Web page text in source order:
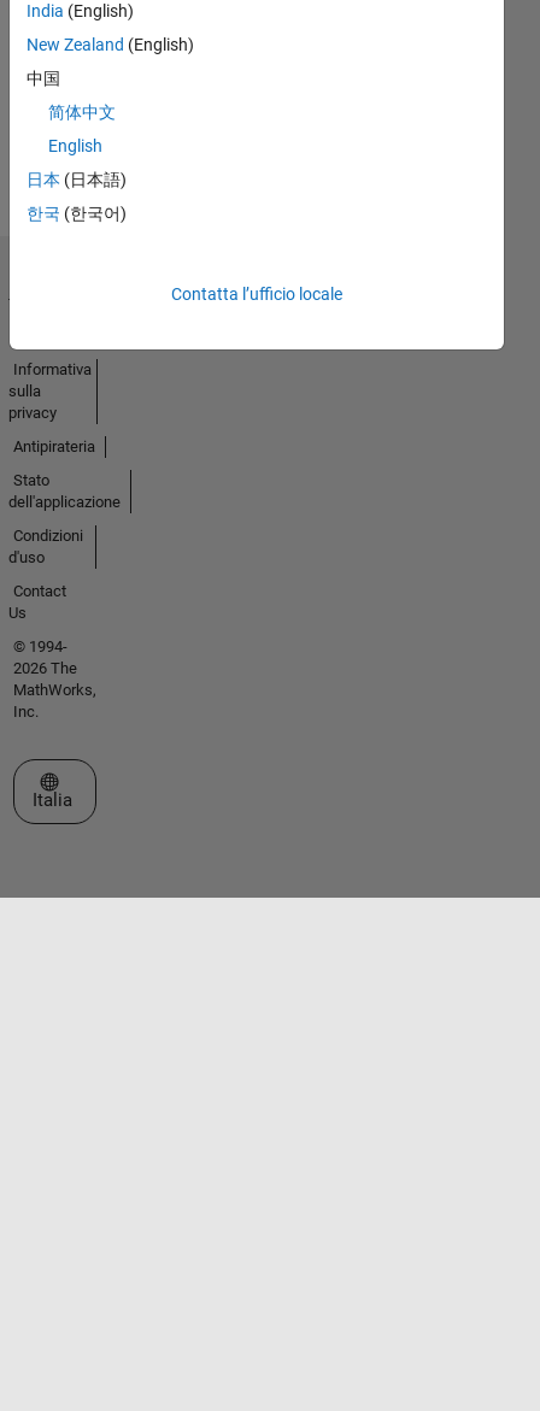
Nessuna
attività
India (English)
New Zealand (English)
中国
简体中文
English
日本 (日本語)
한국 (한국어)
Contatta l’ufficio locale
fiducia
Informativa
sulla
privacy
Antipirateria
Stato
dell'applicazione
Condizioni
d'uso
Contact
Us
© 1994-
2026 The
MathWorks,
Inc.
Seleziona un sito web
Italia